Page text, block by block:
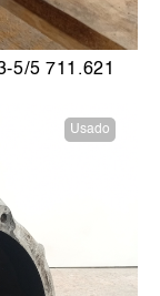
5/5 711.621
Usado